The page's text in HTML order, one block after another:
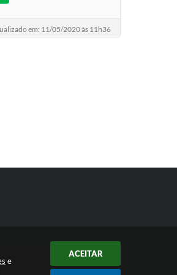
e
ACEITAR
em: 11/05/2020 às 11h36